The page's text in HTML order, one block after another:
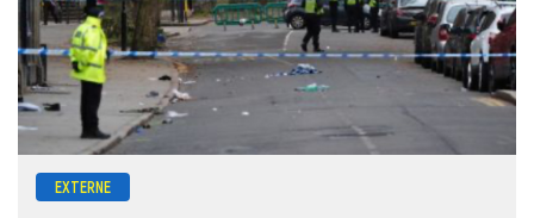
EXTERNE